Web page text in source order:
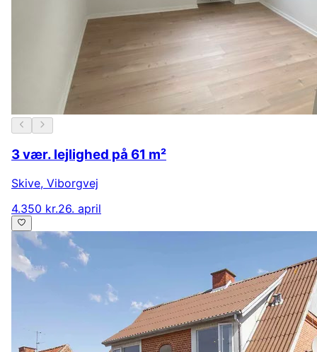
3 vær. lejlighed på 61 m²
Skive, Viborgvej
4.350 kr.26. april